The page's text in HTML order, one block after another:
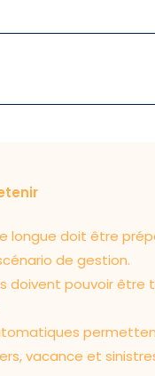
longue doit être
de gestion.
doivent pouvoir être
vacance et